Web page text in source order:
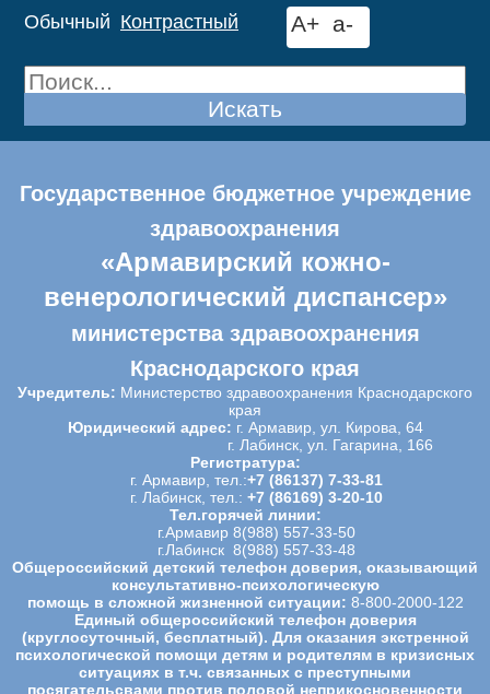
Обычный Контрастный A+ a-
Искать
Государственное бюджетное учреждение
здравоохранения
«Армавирский кожно-
венерологический диспансер»
министерства здравоохранения
Краснодарского края
Учредитель: Министерство здравоохранения Краснодарского
края
Юридический адрес: г. Армавир, ул. Кирова, 64
г. Лабинск, ул. Гагарина, 166
Регистратура:
г. Армавир, тел.:+7 (86137) 7-33-81
г. Лабинск, тел.: +7 (86169) 3-20-10
Тел.горячей линии:
г.Армавир 8(988) 557-33-50
г.Лабинск 8(988) 557-33-48
Общероссийский детский телефон доверия, оказывающий
консультативно-психологическую
помощь в сложной жизненной ситуации: 8-800-2000-122
Единый общероссийский телефон доверия
(круглосуточный, бесплатный). Для оказания экстренной
психологической помощи детям и родителям в кризисных
ситуациях в т.ч. связанных с преступными
посягательсвами против половой неприкосновенности